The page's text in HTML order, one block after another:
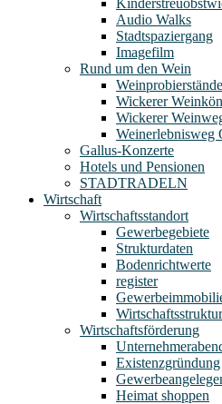
Audio Walks
Stadtspaziergang
Imagefilm
Rund um den Wein
Weinprobierstände
Wickerer
Wickerer
Weinerlebnisweg
Gallus-Konzerte
Hotels und Pensionen
STADTRADELN
Wirtschaft
Wirtschaftsstandort
Gewerbegebiete
Strukturdaten
Bodenrichtwerte
register
Wirtschaftsförderung
Existenzgründung
Heimat shoppen